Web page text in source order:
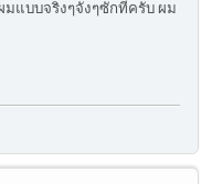
แบบจริงๆจังๆซักทีครับ ผม